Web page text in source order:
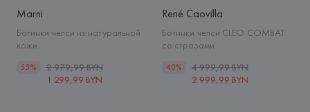
Marni
Ботинки челси из натуральной
кожи
55%
2 979,99 BYN
1 299,99 BYN
René Caovilla
Ботинки челси CLEO COMBAT
со стразами
40%
4 999,99 BYN
2 999,99 BYN